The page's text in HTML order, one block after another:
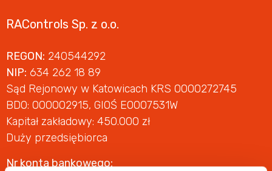
RAControls Sp. z o.o.
REGON: 240544292
NIP: 634 262 18 89
Sąd Rejonowy w Katowicach KRS 0000272745
BDO: 000002915, GIOŚ E0007531W
Kapitał zakładowy: 450.000 zł
Duży przedsiębiorca
Nr konta bankowego: